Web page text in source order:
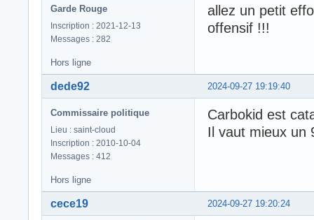
Garde Rouge
Inscription : 2021-12-13
Messages : 282
allez un petit
offensif !!!
Hors ligne
2024-09-27 19:19:40
dede92
Commissaire politique
Lieu : saint-cloud
Inscription : 2010-10-04
Messages : 412
Carbokid est
Il vaut mieux un
Hors ligne
2024-09-27 19:20:24
cece19